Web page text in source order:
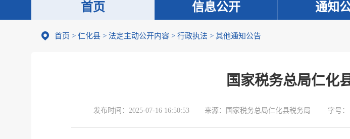
首页 信息公开 通知
首页 > 仁化县 > 法定主动公开内容 > 行政执法 > 其他通知公告
国家税务总局仁化
发布时间： 2025-07-16 16:50:53 来源： 国家税务总局仁化县税务局 字号：